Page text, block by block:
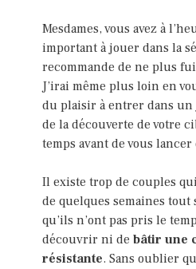
Mesdames, vous avez à
important à jouer dans la
recommande de ne plus
J’irai même plus loin en
du plaisir à entrer dans
de la découverte de votre
temps avant de vous
Il existe trop de couples
de quelques semaines
qu’ils n’ont pas pris le
découvrir ni de bâtir une
résistante. Sans oublier